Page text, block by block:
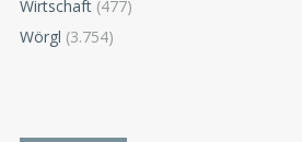
Wirtschaft (477)
Wörgl (3.754)